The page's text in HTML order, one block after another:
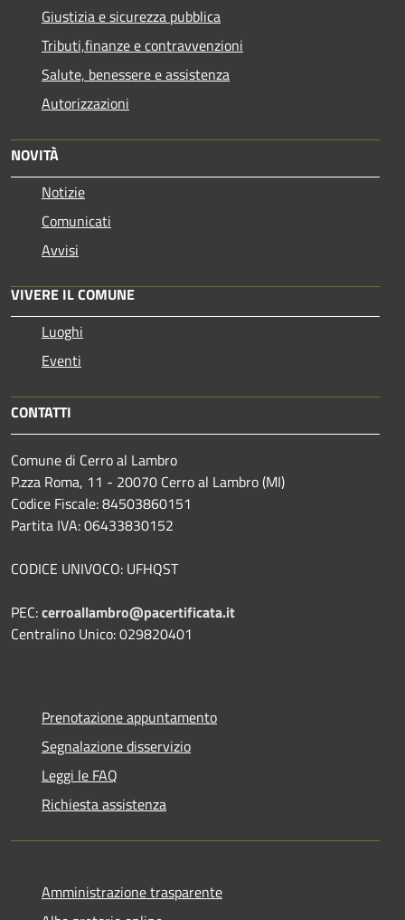
Giustizia e sicurezza pubblica
Tributi,finanze e contravvenzioni
Salute, benessere e assistenza
Autorizzazioni
NOVITÀ
Notizie
Comunicati
Avvisi
VIVERE IL COMUNE
Luoghi
Eventi
CONTATTI
Comune di Cerro al Lambro
P.zza Roma, 11 - 20070 Cerro al Lambro (MI)
Codice Fiscale: 84503860151
Partita IVA: 06433830152
CODICE UNIVOCO: UFHQST
PEC:cerroallambro@pacertificata.it
Centralino Unico: 029820401
Prenotazione appuntamento
Segnalazione disservizio
Leggi le FAQ
Richiesta assistenza
Amministrazione trasparente